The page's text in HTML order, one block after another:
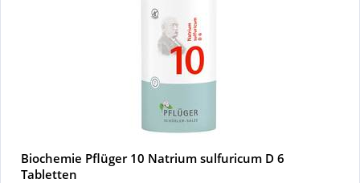
Biochemie Pflüger 10 Natrium sulfuricum D 6
Tabletten